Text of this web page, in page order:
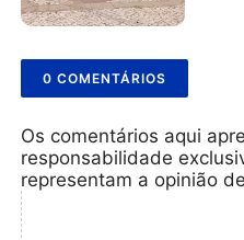
0 COMENTÁRIOS
Os comentários aqui
responsabilidade
representam a opinião